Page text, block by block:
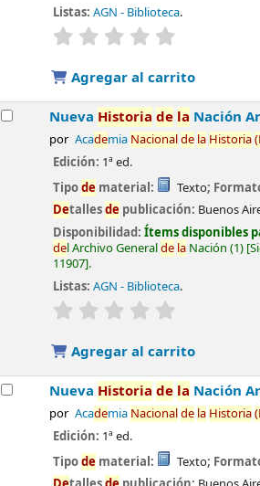
Listas: AGN - Biblioteca.
valoración
Agregar al carrito
Nueva Historia de la Nación
por Academia Nacionalde la Historia
Edición: 1ª ed.
Tipode material: Texto;
Detallesde publicación: Buenos
Disponibilidad:Ítems disponibles
del Archivo Generalde la Nación (1)
11907 .
Listas: AGN - Biblioteca.
valoración
Agregar al carrito
Nueva Historia de la Nación
por Academia Nacionalde la Historia
Edición: 1ª ed.
Tipode material: Texto;